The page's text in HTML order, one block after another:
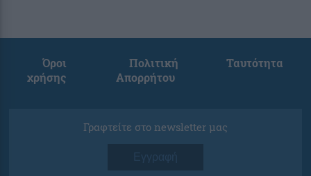
Όροι
χρήσης
Πολιτική
Απορρήτου
Ταυτότητα
Γραφτείτε στο newsletter μας
Εγγραφή